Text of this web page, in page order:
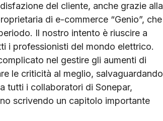
del cliente, anche grazie alla
di e-commerce “Genio”, che
Il nostro intento è riuscire a
i professionisti del mondo elettrico.
nel gestire gli aumenti di
le criticità al meglio, salvaguardando
tutti i collaboratori di Sonepar,
scrivendo un capitolo importante